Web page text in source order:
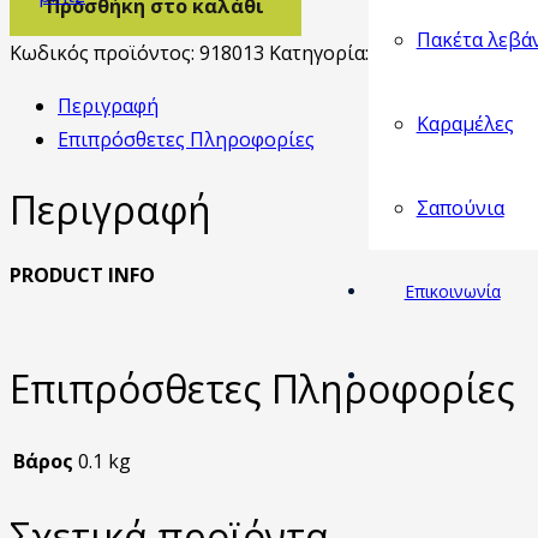
Πακέτα
Καραμέλες
Σαπούνια
Επικοινωνία
(mini
welle)
85γρ
ποσότητα
Προσθήκη στο καλάθι
Κωδικός προϊόντος: 918013 Κατηγορία:
Σαπούνι γκοφρέ
Περιγραφή
Επιπρόσθετες Πληροφορίες
Περιγραφή
PRODUCT INFO
Επιπρόσθετες Πληροφορίες
Βάρος 0.1 kg